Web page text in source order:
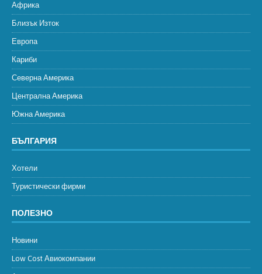
Африка
Близък Изток
Европа
Кариби
Северна Америка
Централна Америка
Южна Америка
БЪЛГАРИЯ
Хотели
Туристически фирми
ПОЛЕЗНО
Новини
Low Cost Авиокомпании